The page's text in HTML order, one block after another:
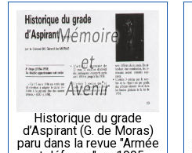
Historique du grade
d’Aspirant (G. de Moras)
paru dans la revue "Armée